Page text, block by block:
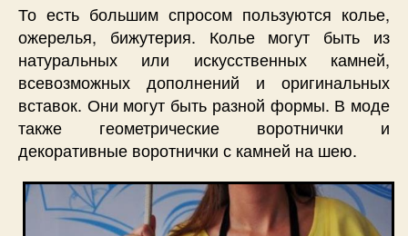
То есть большим спросом пользуются колье,
ожерелья, бижутерия. Колье могут быть из
натуральных или искусственных камней,
всевозможных дополнений и оригинальных
вставок. Они могут быть разной формы. В моде
также геометрические воротнички и
декоративные воротнички с камней на шею.